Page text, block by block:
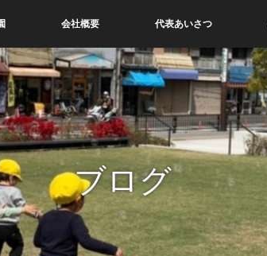
会社概要 代表あいさつ
ブログ